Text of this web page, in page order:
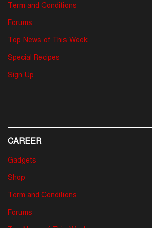
Term and Conditions
Forums
Top News of This Week
Special Recipes
Sign Up
CAREER
Gadgets
Shop
Term and Conditions
Forums